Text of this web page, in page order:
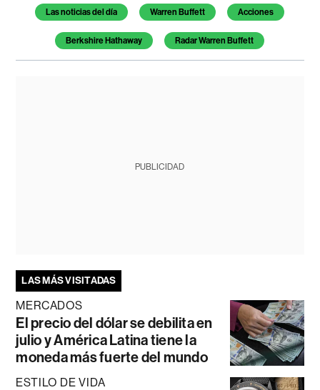
Temas de este artículo
Las noticias del día Warren Buffett Acciones
Berkshire Hathaway Radar Warren Buffett
PUBLICIDAD
LAS MÁS VISITADAS
MERCADOS
El precio del dólar se debilita en
julio y América Latina tiene la
moneda más fuerte del mundo
ESTILO DE VIDA